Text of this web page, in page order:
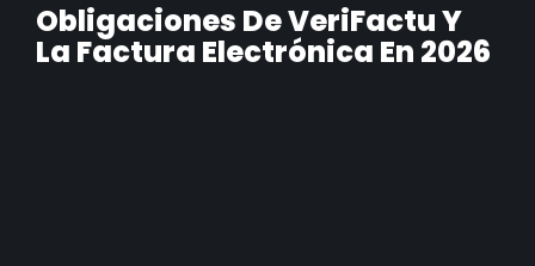
Obligaciones De VeriFactu Y
La Factura Electrónica En 2026